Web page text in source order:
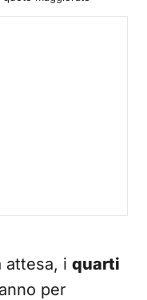
attesa, i quarti
per